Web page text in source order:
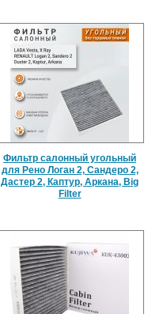
Фильтр салонный угольный
для Рено Логан 2, Сандеро 2,
Дастер 2, Каптур, Аркана, Big
Filter